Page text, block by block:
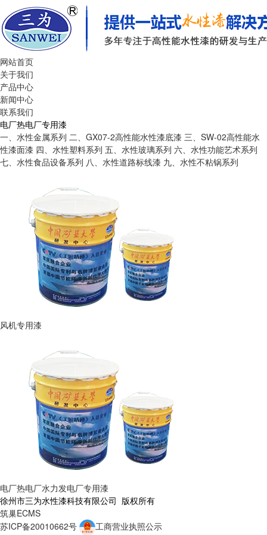
网站首页
关于我们
产品中心
新闻中心
联系我们
电厂热电厂专用漆
一、水性金属系列 二、GX07-2高性能水性漆底漆 三、SW-02高性能水
性漆面漆 四、水性塑料系列 五、水性玻璃系列 六、水性功能艺术系列
七、水性食品设备系列 八、水性道路标线漆 九、水性不粘锅系列
风机专用漆
电厂热电厂水力发电厂专用漆
徐州市三为水性漆科技有限公司 版权所有
筑巢ECMS
苏ICP备20010662号
工商营业执照公示